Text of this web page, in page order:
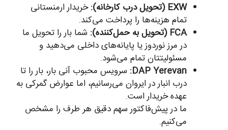
EXW (تحویل درب کارخانه):
خریدار ارمنستانی
تمام هزینه‌ها را پرداخت می‌کند.
FCA (تحویل به حمل‌کننده):
شما بار را تحویل ما
در مرز نوردوز یا پایانه‌های داخلی می‌دهید و
مسئولیتتان تمام می‌شود.
DAP Yerevan: سرویس محبوب آنی بار، بار را تا
درب انبار در ایروان می‌رسانیم، اما عوارض گمرکی به
عهده خریدار است.
ما در پیش‌فاکتور سهم دقیق هر طرف را مشخص
می‌کنیم.